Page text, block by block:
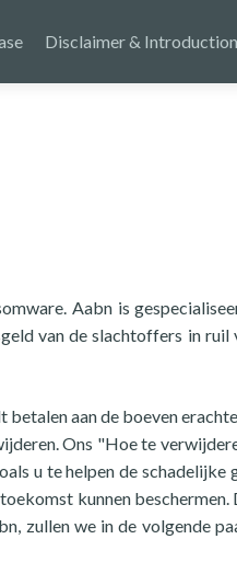
Disclaimer & Introduction
Aabn is
van de slachtoffers in ruil
aan de boeven
Ons "Hoe te
u te helpen de schadelijke
kunnen beschermen.
zullen we in de volgende